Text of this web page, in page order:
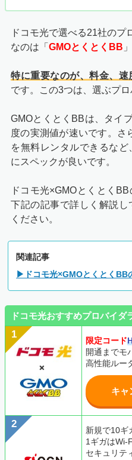
ドコモ光で選べる21社の
なのは「 GMOとくとくBB
特に重要なのが、料金、
です。この3つは、選ぶプ
GMOとくとくBBは、タイ
度の実測値が速いです。さ
を無料レンタルできるな
にスペックが良いです。
ドコモ光×GMOとくとく
下記の記事で詳しく解説
ください。
関連記事
▶ドコモ光×GMOとくとくBB
ドコモ光おすすめプロバイダ
限定コード
開通までモ
高性能ルー
キャ
新規で10ギ
1ギガはWi-
セキュリテ